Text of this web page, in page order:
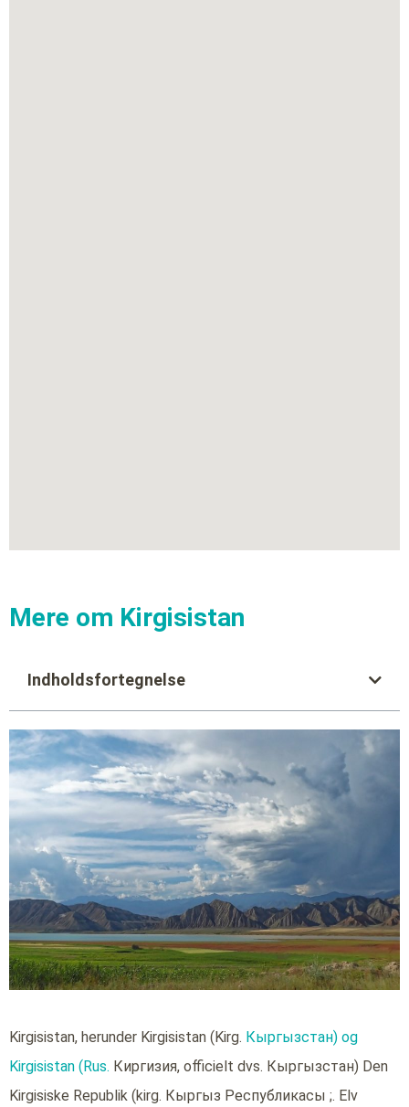
Mere om Kirgisistan
Indholdsfortegnelse
Kirgisistan, herunder Kirgisistan (Kirg. Кыргызстан) og
Kirgisistan (Rus. Киргизия, officielt dvs. Кыргызстан) Den
Kirgisiske Republik (kirg. Кыргыз Республикасы ;. Elv